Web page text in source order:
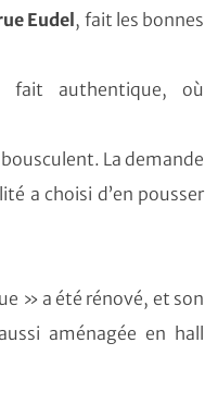
Eudel, fait les bonnes
fait authentique, où
La demande
a choisi d’en pousser
» a été rénové, et son
aménagée en hall